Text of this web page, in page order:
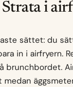
Strata i
sättet: du
in i airfryern.
brunchbordet.